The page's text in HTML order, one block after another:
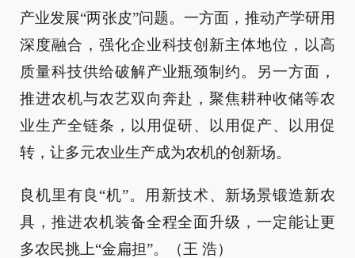
产业发展“两张皮”问题。一方面，推动产学研用
深度融合，强化企业科技创新主体地位，以高
质量科技供给破解产业瓶颈制约。另一方面，
推进农机与农艺双向奔赴，聚焦耕种收储等农
业生产全链条，以用促研、以用促产、以用促
转，让多元农业生产成为农机的创新场。
良机里有良“机”。用新技术、新场景锻造新农
具，推进农机装备全程全面升级，一定能让更
多农民挑上“金扁担”。（王 浩）